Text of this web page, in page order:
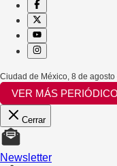
Ciudad de México 8 de agosto
VER MÁS
Cerrar
Newsletter